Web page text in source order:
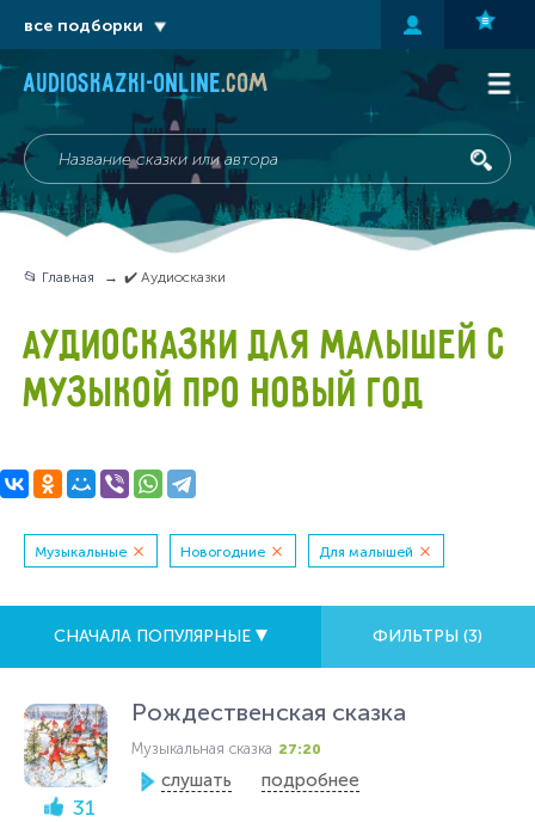
audioskazki-online.com
📂 Главная ✔️ Аудиосказки
АУДИОСКАЗКИ ДЛЯ МАЛЫШЕЙ С
МУЗЫКОЙ ПРО НОВЫЙ ГОД
Музыкальные Новогодние Для малышей
СНАЧАЛА ПОПУЛЯРНЫЕ ФИЛЬТРЫ (3)
31
Рождественская сказка
Музыкальная сказка 27:20
слушать подробнее
все подборки